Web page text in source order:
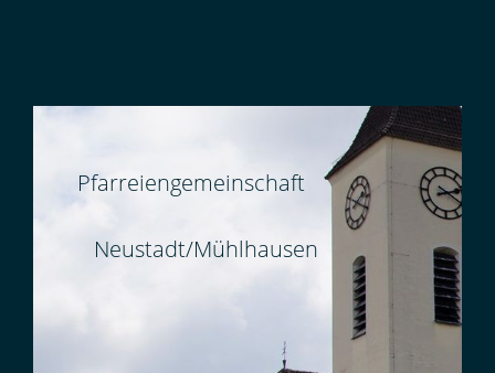
Pfarreiengemeinschaft
Neustadt/Mühlhausen